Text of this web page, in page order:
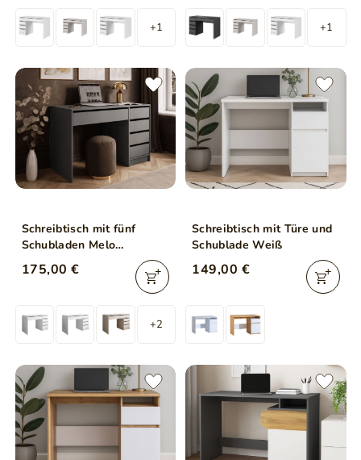
+1 +1
Schreibtisch mit fünf
Schubladen Melo
Anthrazit matt
175,00 €
+2
Schreibtisch mit Türe und
Schublade Weiß
149,00 €